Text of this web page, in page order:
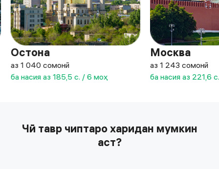
Остона
аз 1 040 сомонӣ
ба насия аз 185,5 с. / 6 моҳ
Москва
аз 1 243 сомонӣ
ба насия аз 221,6
Чӣ тавр чиптаро харидан мумкин
аст?